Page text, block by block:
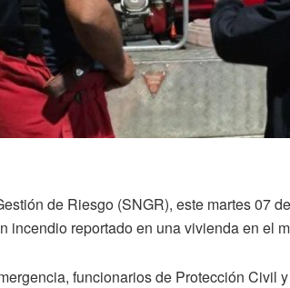
de Riesgo (SNGR), este martes 07
incendio reportado en una vivienda en el
funcionarios de Protección Civil